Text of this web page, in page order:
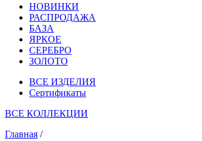
НОВИНКИ
РАСПРОДАЖА
БАЗА
ЯРКОЕ
СЕРЕБРО
ЗОЛОТО
ВСЕ ИЗДЕЛИЯ
Сертификаты
ВСЕ КОЛЛЕКЦИИ
Главная /